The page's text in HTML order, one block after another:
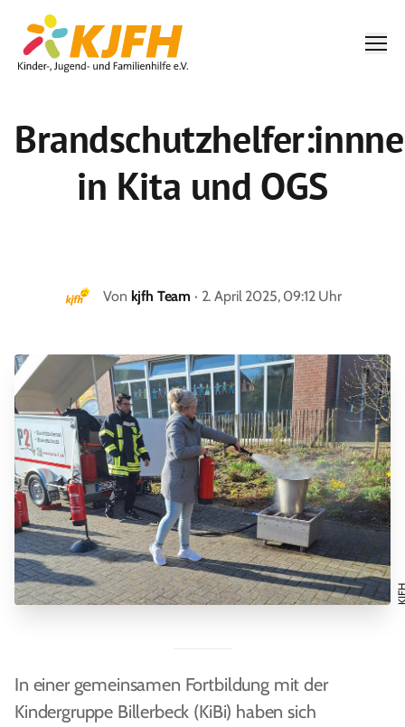
in Kita und OGS
Von kjfh Team · 2. April 2025, 09:12 Uhr
In einer gemeinsamen Fortbildung mit der
Kindergruppe Billerbeck (KiBi) haben sich